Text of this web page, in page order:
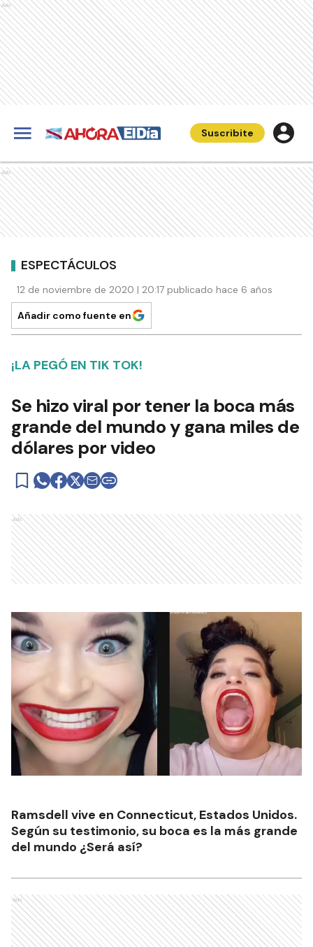
Ads
Suscribite
Ads
ESPECTÁCULOS
12 de noviembre de 2020 | 20:17 publicado hace 6 años
Añadir como fuente en
¡LA PEGÓ EN TIK TOK!
Se hizo viral por tener la boca más
grande del mundo y gana miles de
dólares por video
Ads
Ramsdell vive en Connecticut, Estados Unidos.
Según su testimonio, su boca es la más grande
del mundo ¿Será así?
Ads